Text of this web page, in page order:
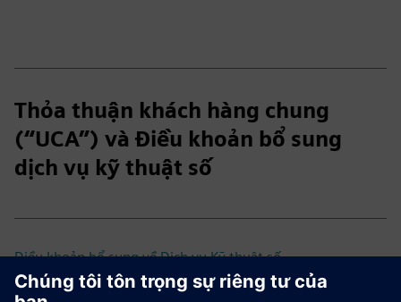
Thỏa thuận khách hàng chung
(“UCA”) và Điều khoản bổ sung
dịch vụ kỹ thuật số
Điều khoản bổ sung về Dịch vụ Kỹ thuật số
Thỏa thuận khách hàng chung (UCA)